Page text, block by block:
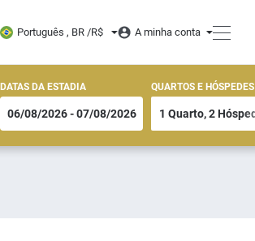
Português , BR /R$ A minha conta
DATAS DA ESTADIA QUARTOS E HÓSPEDES